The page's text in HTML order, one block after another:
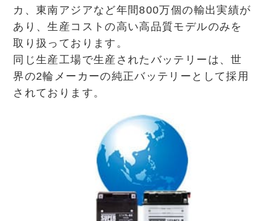
カ、東南アジアなど年間800万個の輸出実績が
あり、生産コストの高い高品質モデルのみを
取り扱っております。
同じ生産工場で生産されたバッテリーは、世
界の2輪メーカーの純正バッテリーとして採用
されております。